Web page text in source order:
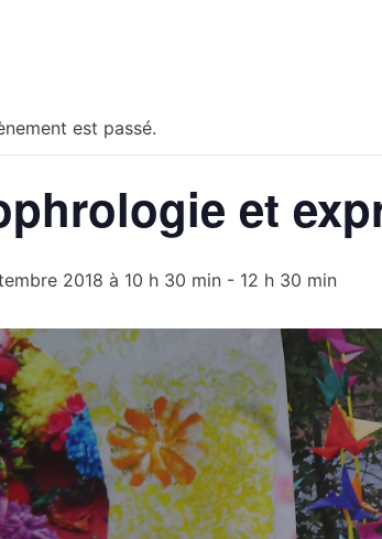
est passé.
et
2018 à 10 h 30 min - 12 h 30 min